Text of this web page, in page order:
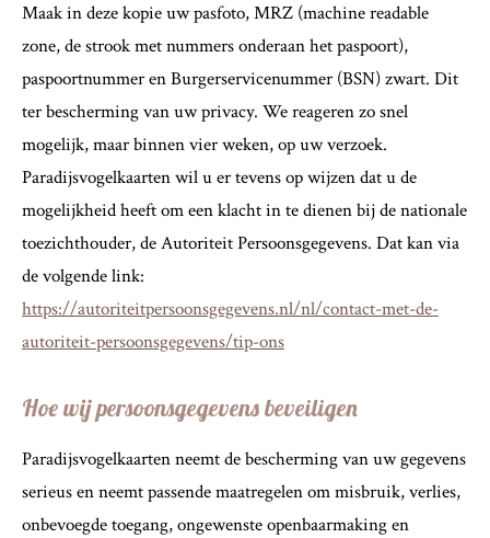
Maak in deze kopie uw pasfoto, MRZ (machine readable
zone, de strook met nummers onderaan het paspoort),
paspoortnummer en Burgerservicenummer (BSN) zwart. Dit
ter bescherming van uw privacy. We reageren zo snel
mogelijk, maar binnen vier weken, op uw verzoek.
Paradijsvogelkaarten wil u er tevens op wijzen dat u de
mogelijkheid heeft om een klacht in te dienen bij de nationale
toezichthouder, de Autoriteit Persoonsgegevens. Dat kan via
de volgende link:
https://autoriteitpersoonsgegevens.nl/nl/contact-met-de-
autoriteit-persoonsgegevens/tip-ons
Hoe wij persoonsgegevens beveiligen
Paradijsvogelkaarten neemt de bescherming van uw gegevens
serieus en neemt passende maatregelen om misbruik, verlies,
onbevoegde toegang, ongewenste openbaarmaking en